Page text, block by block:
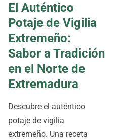
El Auténtico
Potaje de Vigilia
Extremeño:
Sabor a Tradición
en el Norte de
Extremadura
Descubre el auténtico
potaje de vigilia
extremeño. Una receta